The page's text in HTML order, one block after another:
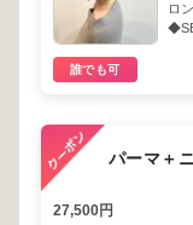
ロ
誰でも可
パーマ＋
27,500円